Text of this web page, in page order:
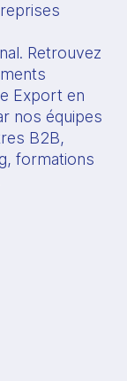
Retrouvez
Export en
nos équipes
B2B,
formations